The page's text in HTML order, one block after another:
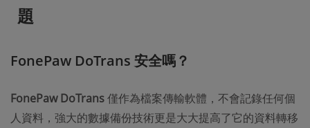
題
FonePaw DoTrans 安全嗎？
FonePaw DoTrans僅作為檔案傳輸軟體，不會記錄任何個
人資料，強大的數據備份技術更是大大提高了它的資料轉移